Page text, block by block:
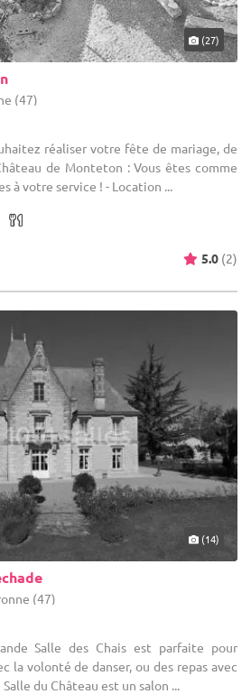
(27)
(47)
réaliser votre fête de mariage, de
de Monteton : Vous êtes comme
à votre service ! - Location ...
5.0 (2)
(14)
(47)
Salle des Chais est parfaite pour
la volonté de danser, ou des repas avec
du Château est un salon ...